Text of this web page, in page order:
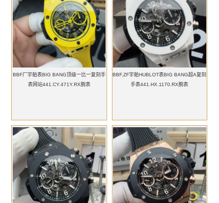
BBF厂宇舶表BIG BANG顶级一比一复刻手
表网站441.CY.471Y.RX腕表
BBF,ZF宇舶HUBLOT表BIG BANG超A复刻
手表441.HX.1170.RX腕表